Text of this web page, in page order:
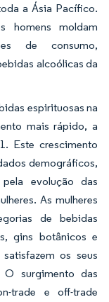
a Ásia Pacífico.
homens moldam
de consumo,
alcoólicas da
espirituosas na
mais rápido, a
Este crescimento
demográficos,
evolução das
As mulheres
de bebidas
gins botânicos e
os seus
O surgimento das
trade e off-trade